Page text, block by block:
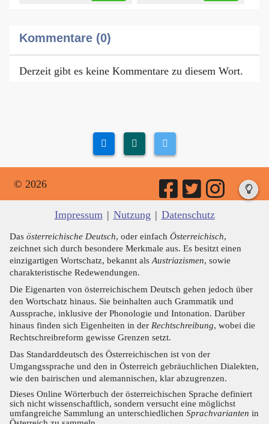
Kommentare (0)
Derzeit gibt es keine Kommentare zu diesem Wort.
© 2026
Impressum | Nutzung | Datenschutz
Das österreichische Deutsch, oder einfach Österreichisch,
zeichnet sich durch besondere Merkmale aus. Es besitzt einen
einzigartigen Wortschatz, bekannt als Austriazismen, sowie
charakteristische Redewendungen.
Die Eigenarten von österreichischem Deutsch gehen jedoch über
den Wortschatz hinaus. Sie beinhalten auch Grammatik und
Aussprache, inklusive der Phonologie und Intonation. Darüber
hinaus finden sich Eigenheiten in der Rechtschreibung, wobei die
Rechtschreibreform gewisse Grenzen setzt.
Das Standarddeutsch des Österreichischen ist von der
Umgangssprache und den in Österreich gebräuchlichen Dialekten,
wie den bairischen und alemannischen, klar abzugrenzen.
Dieses Online Wörterbuch der österreichischen Sprache definiert
sich nicht wissenschaftlich, sondern versucht eine möglichst
umfangreiche Sammlung an unterschiedlichen Sprachvarianten in